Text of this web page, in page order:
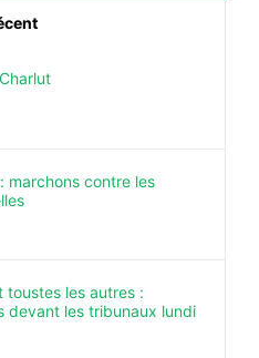
marchons contre les
toustes les autres :
devant les tribunaux lundi